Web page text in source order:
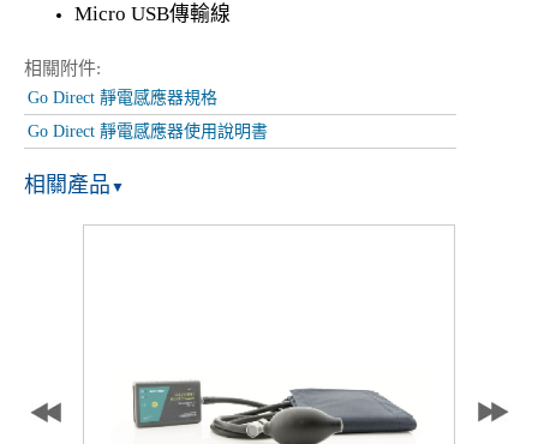
Micro USB傳輸線
相關附件:
Go Direct 靜電感應器規格
Go Direct 靜電感應器使用說明書
相關產品 ▼